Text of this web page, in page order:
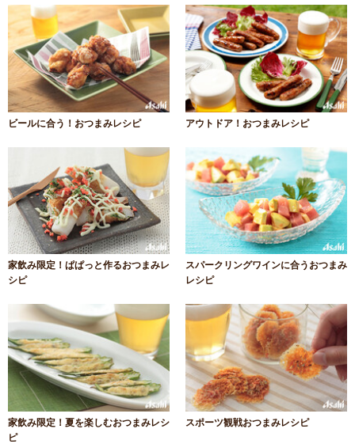
ビールに合う！おつまみレシピ アウトドア！おつまみレシピ
家飲み限定！ぱぱっと作るおつまみレ
シピ
スパークリングワインに合うおつまみ
レシピ
家飲み限定！夏を楽しむおつまみレシ
ピ
スポーツ観戦おつまみレシピ